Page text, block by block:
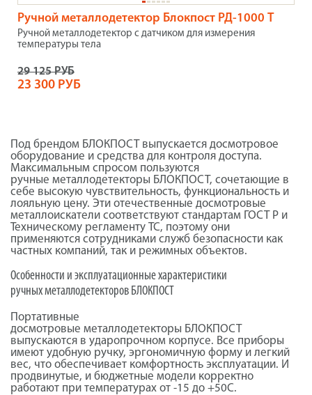
Ручной металлодетектор Блокпост РД-1000 Т
Ручной металлодетектор с датчиком для измерения
температуры тела
29 125 РУБ
23 300 РУБ
Под брендом БЛОКПОСТ выпускается досмотровое
оборудование и средства для контроля доступа.
Максимальным спросом пользуются
ручные металлодетекторы БЛОКПОСТ, сочетающие в
себе высокую чувствительность, функциональность и
лояльную цену. Эти отечественные досмотровые
металлоискатели соответствуют стандартам ГОСТ Р и
Техническому регламенту ТС, поэтому они
применяются сотрудниками служб безопасности как
частных компаний, так и режимных объектов.
Особенности и эксплуатационные характеристики
ручныхметаллодетекторов БЛОКПОСТ
Портативные
досмотровые металлодетекторы БЛОКПОСТ
выпускаются в ударопрочном корпусе. Все приборы
имеют удобную ручку, эргономичную форму и легкий
вес, что обеспечивает комфортность эксплуатации. И
продвинутые, и бюджетные модели корректно
работают при температурах от -15 до +50С.